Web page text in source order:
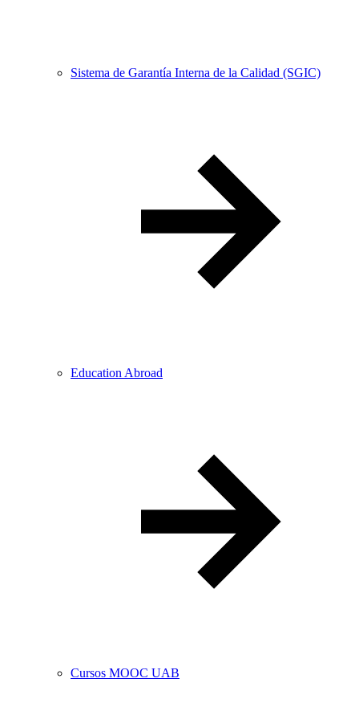
Sistema de Garantía Interna de la Calidad (SGIC)
Education Abroad
Cursos MOOC UAB